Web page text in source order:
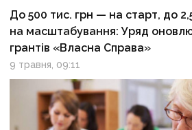
До 500 тис. грн — на старт, до
на масштабування: Уряд
грантів «Власна Справа»
9 травня, 09:11